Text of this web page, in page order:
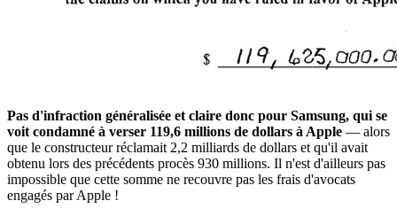
Pas d'infraction généralisée et claire donc pour Samsung, qui se
voit condamné à verser 119,6 millions de dollars à Apple — alors
que le constructeur réclamait 2,2 milliards de dollars et qu'il avait
obtenu lors des précédents procès 930 millions. Il n'est d'ailleurs pas
impossible que cette somme ne recouvre pas les frais d'avocats
engagés par Apple !